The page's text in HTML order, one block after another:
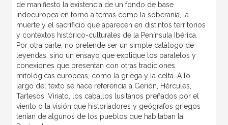
de manifiesto la existencia de un fondo de base
indoeuropea en torno a temas como la soberanía, la
muerte y el sacrificio que aparecen en distintos territorios
y contextos histórico-culturales de la Península Ibérica.
Por otra parte, no pretende ser un simple catálogo de
leyendas, sino un ensayo que explique los paralelos y
conexiones que presentan con otras tradiciones
mitológicas europeas, como la griega y la celta. A lo
largo del texto se hace referencia a Gerión, Hércules,
Tartesos, Viriato, los caballos lusitanos preñados por el
viento o la visión que historiadores y geógrafos griegos
tenían de algunos de los pueblos que habitaban la